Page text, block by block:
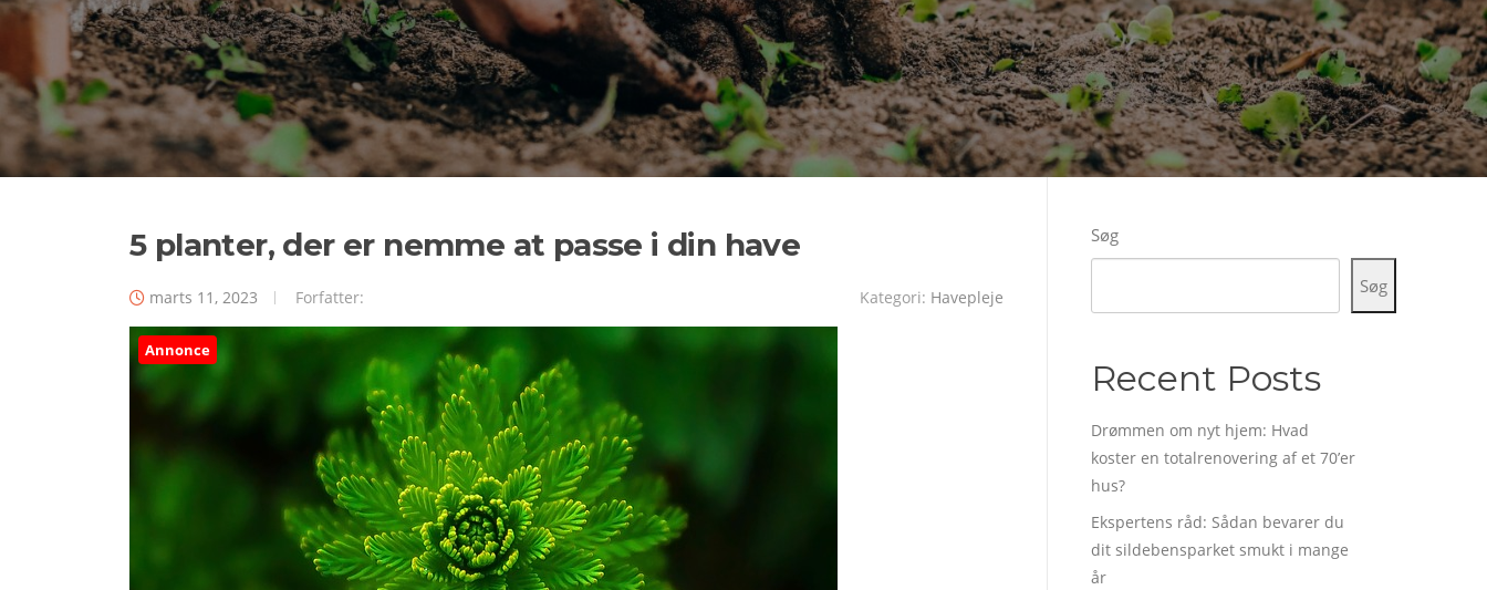
5 planter, der er nemme at passe i din have
marts 11, 2023 Forfatter: Kategori: Havepleje
Annonce
Søg
Søg
Recent Posts
Drømmen om nyt hjem: Hvad
koster en totalrenovering af et 70’er
hus?
Ekspertens råd: Sådan bevarer du
dit sildebensparket smukt i mange
år